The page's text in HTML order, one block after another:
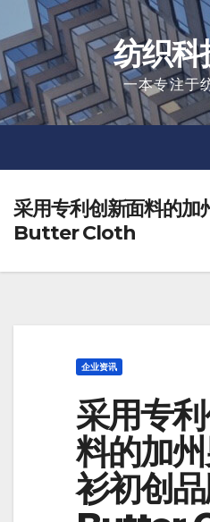
to
content
纺织科
一本专注于
采用专利创新面料的加
Butter Cloth
企业资讯
采用专
料的加
衫初创